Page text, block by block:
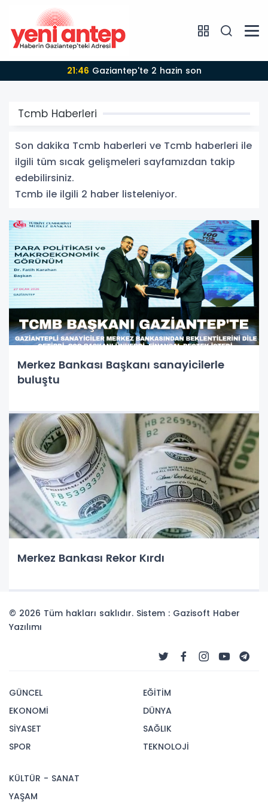
21:46 Gaziantep'te 2 hazin son
Tcmb Haberleri
Son dakika Tcmb haberleri ve Tcmb haberleri ile
ilgili tüm sıcak gelişmeleri sayfamızdan takip
edebilirsiniz.
Tcmb ile ilgili 2 haber listeleniyor.
Merkez Bankası Başkanı sanayicilerle
buluştu
Merkez Bankası Rekor Kırdı
© 2026 Tüm hakları saklıdır. Sistem : Gazisoft Haber
Yazılımı
GÜNCEL
EKONOMİ
SİYASET
SPOR
EĞİTİM
DÜNYA
SAĞLIK
TEKNOLOJİ
KÜLTÜR - SANAT
YAŞAM